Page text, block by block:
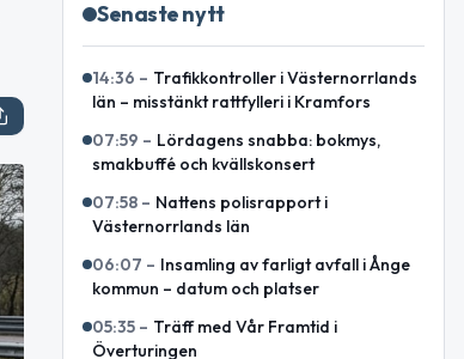
Senaste nytt
14:36 – Trafikkontroller i Västernorrlands
län – misstänkt rattfylleri i Kramfors
07:59 – Lördagens snabba: bokmys,
smakbuffé och kvällskonsert
07:58 – Nattens polisrapport i
Västernorrlands län
06:07 – Insamling av farligt avfall i Ånge
kommun – datum och platser
05:35 – Träff med Vår Framtid i
Överturingen